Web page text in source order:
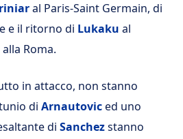
al Paris-Saint Germain, di
e il ritorno di Lukaku al
Roma.
in attacco, non stanno
di Arnautoviced uno
di Sanchezstanno